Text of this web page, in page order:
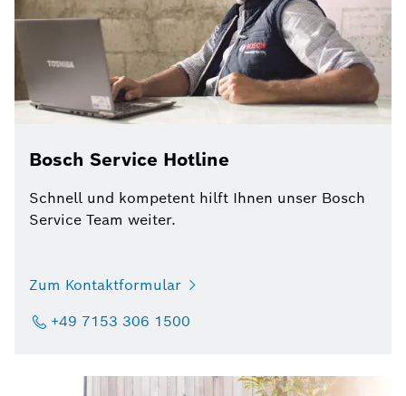
Bosch Service Hotline
Schnell und kompetent hilft Ihnen unser Bosch
Service Team weiter.
Zum Kontaktformular
+49 7153 306 1500